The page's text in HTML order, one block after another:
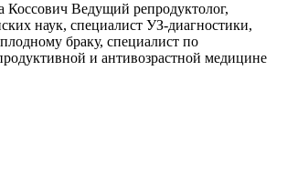
Коссович Ведущий репродуктолог,
наук, специалист УЗ-диагностики,
браку, специалист по
и антивозрастной медицине